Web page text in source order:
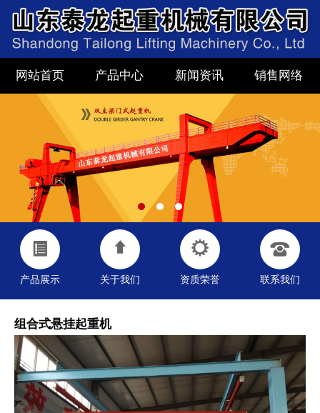
网站首页 产品中心 新闻资讯 销售网络
产品展示 关于我们 资质荣誉 联系我们
组合式悬挂起重机